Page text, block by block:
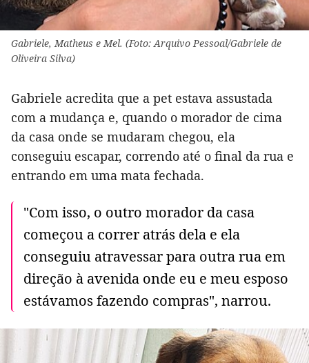
Gabriele, Matheus e Mel. (Foto: Arquivo Pessoal/Gabriele de
Oliveira Silva)
Gabriele acredita que a pet estava assustada
com a mudança e, quando o morador de cima
da casa onde se mudaram chegou, ela
conseguiu escapar, correndo até o final da rua e
entrando em uma mata fechada.
"Com isso, o outro morador da casa
começou a correr atrás dela e ela
conseguiu atravessar para outra rua em
direção à avenida onde eu e meu esposo
estávamos fazendo compras", narrou.